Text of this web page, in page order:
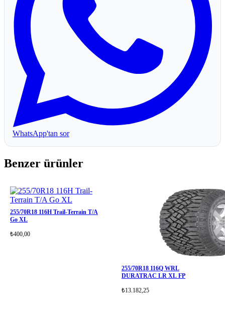
WhatsApp'tan sor
Benzer ürünler
255/70R18 116H Trail-Terrain T/A
Go XL
₺400,00
255/70R18 116Q WRL
DURATRAC LR XL FP
₺13.182,25